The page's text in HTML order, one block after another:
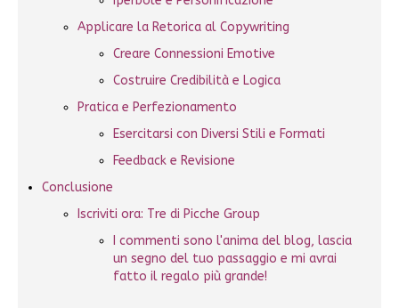
Applicare la Retorica al Copywriting
Creare Connessioni Emotive
Costruire Credibilità e Logica
Pratica e Perfezionamento
Esercitarsi con Diversi Stili e Formati
Feedback e Revisione
Conclusione
Iscriviti ora: Tre di Picche Group
I commenti sono l'anima del blog, lascia
un segno del tuo passaggio e mi avrai
fatto il regalo più grande!